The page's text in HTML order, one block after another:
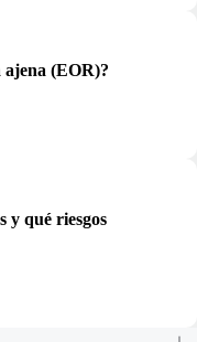
ajena (EOR)?
y qué riesgos